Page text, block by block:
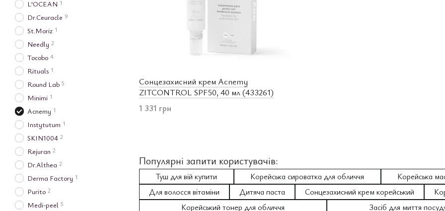
Популярні запити користувачів:
Туш для вій купити Корейська сироватка для обличчя Корейська
Для волосся вітаміни
Дитяча паста Сонцезахисний крем корейський
Корейський тонер для обличчя
Засіб для миття
Сонцезахисний крем Acnemy
ZITCONTROL SPF50, 40 мл (433261)
1 331 грн
L'OCEAN 1
Dr.Ceuracle 9
St.Moriz 1
Needly 2
Tocobo 4
Rituals 1
Round Lab 5
Minimi 1
Acnemy 1
Instytutum 1
SKIN1004 2
Rejuran 2
Dr.Althea 2
Derma Factory 1
Purito 2
Medi-peel 5